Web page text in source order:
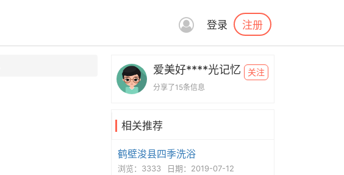
登录 注册
爱美好****光记忆
分享了15条信息
关注
相关推荐
鹤壁浚县四季洗浴
浏览：3333 日期：2019-07-12